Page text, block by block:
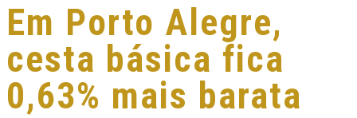
Em Porto Alegre,
cesta básica fica
0,63% mais barata